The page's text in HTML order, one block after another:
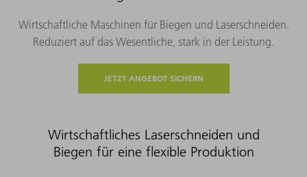
Wirtschaftliche Maschinen für Biegen und Laserschneiden.
Reduziert auf das Wesentliche, stark in der Leistung.
JETZT ANGEBOT SICHERN
Wirtschaftliches Laserschneiden und
Biegen für eine flexible Produktion